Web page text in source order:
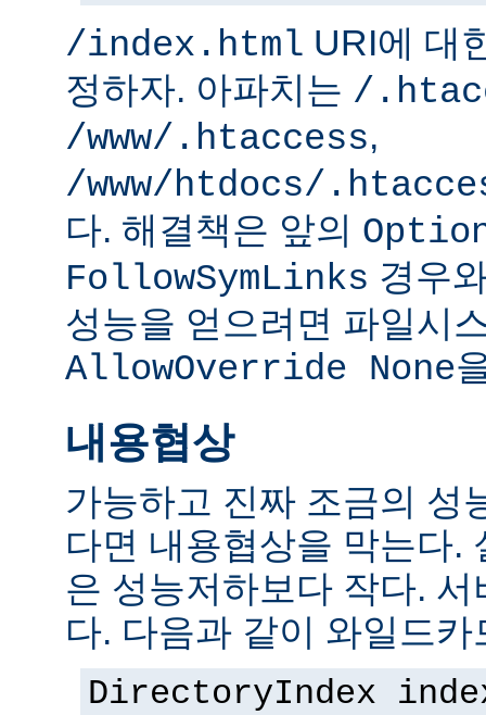
/index.html URI에 대
정하자. 아파치는 /
/www/.htaccess,
/www/htdocs/
다. 해결책은 앞의
FollowSymLinks 경우
성능을 얻으려면 파일시
AllowOverride None
내용협상
가능하고 진짜 조금의 성
다면 내용협상을 막는다.
은 성능저하보다 작다.
다. 다음과 같이 와일드
DirectoryIndex